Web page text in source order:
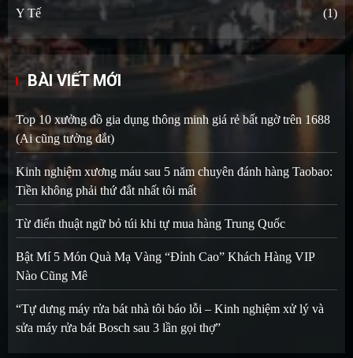
Y Tế (1)
BÀI VIẾT MỚI
Top 10 xưởng đồ gia dụng thông minh giá rẻ bất ngờ trên 1688
(Ai cũng tưởng đắt)
Kinh nghiệm xương máu sau 5 năm chuyên đánh hàng Taobao:
Tiền không phải thứ đắt nhất tôi mất
Từ điển thuật ngữ bỏ túi khi tự mua hàng Trung Quốc
Bật Mí 5 Món Quà Mạ Vàng “Đỉnh Cao” Khách Hàng VIP
Nào Cũng Mê
“Tự dưng máy rửa bát nhà tôi báo lỗi – Kinh nghiệm xử lý và
sửa máy rửa bát Bosch sau 3 lần gọi thợ”